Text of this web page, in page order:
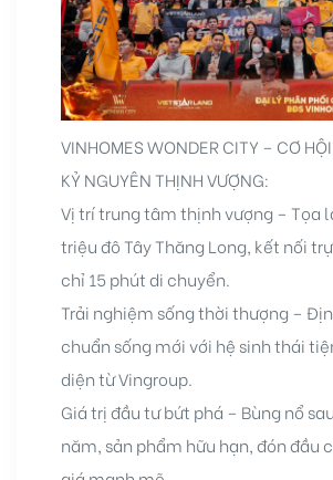
VINHOMES WONDER CITY – CƠ
KỶ NGUYÊN THỊNH VƯỢNG:
Vị trí trung tâm thịnh vượng – Tọa
triệu đô Tây Thăng Long, kết nối
chỉ 15 phút di chuyển.
Trải nghiệm sống thời thượng –
chuẩn sống mới với hệ sinh thái
diện từ Vingroup.
Giá trị đầu tư bứt phá – Bùng nổ
năm, sản phẩm hữu hạn, đón đầu